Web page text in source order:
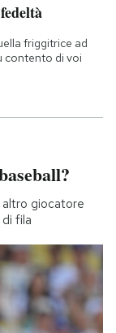
friggitrice ad
contento di voi
altro giocatore
fila